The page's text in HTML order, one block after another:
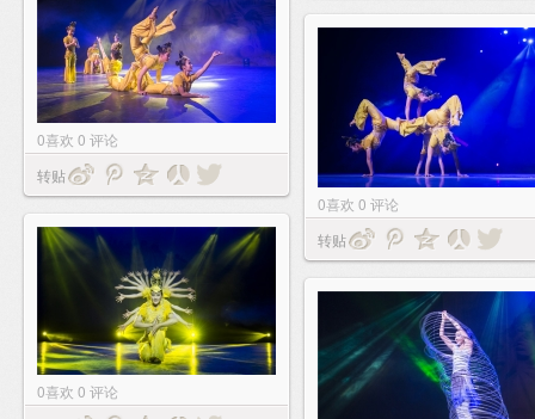
0喜欢 0 评论
转贴
0喜欢 0 评论
转贴
0喜欢 0 评论